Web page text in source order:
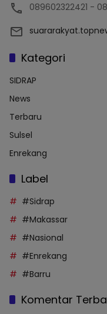
089602322421 -
Kategori
SIDRAP
News
Terbaru
Sulsel
Enrekang
Label
#Sidrap
#Makassar
#Nasional
#Enrekang
#Barru
Komentar